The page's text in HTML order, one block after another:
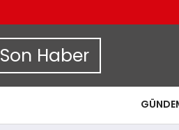
Son Haber